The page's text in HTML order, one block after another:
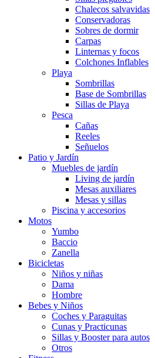
Chalecos salvavidas
Conservadoras
Sobres de dormir
Carpas
Linternas y focos
Colchones Inflables
Playa
Sombrillas
Base de Sombrillas
Sillas de Playa
Pesca
Cañas
Reeles
Señuelos
Patio y Jardín
Muebles de jardín
Living de jardín
Mesas auxiliares
Mesas y sillas
Piscina y accesorios
Motos
Yumbo
Baccio
Zanella
Bicicletas
Niños y niñas
Dama
Hombre
Bebes y Niños
Coches y Paraguitas
Cunas y Practicunas
Sillas y Booster para autos
Otros